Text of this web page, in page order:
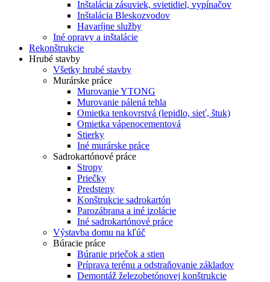
Inštalácia zásuviek, svietidiel, vypínačov
Inštalácia Bleskozvodov
Havaríjne služby
Iné opravy a inštalácie
Rekonštrukcie
Hrubé stavby
Všetky hrubé stavby
Murárske práce
Murovanie YTONG
Murovanie pálená tehla
Omietka tenkovrstvá (lepidlo, sieť, štuk)
Omietka vápenocementová
Stierky
Iné murárske práce
Sadrokartónové práce
Stropy
Priečky
Predsteny
Konštrukcie sadrokartón
Parozábrana a iné izolácie
Iné sadrokartónové práce
Výstavba domu na kľúč
Búracie práce
Búranie priečok a stien
Príprava terénu a odstraňovanie základov
Demontáž železobetónovej konštrukcie